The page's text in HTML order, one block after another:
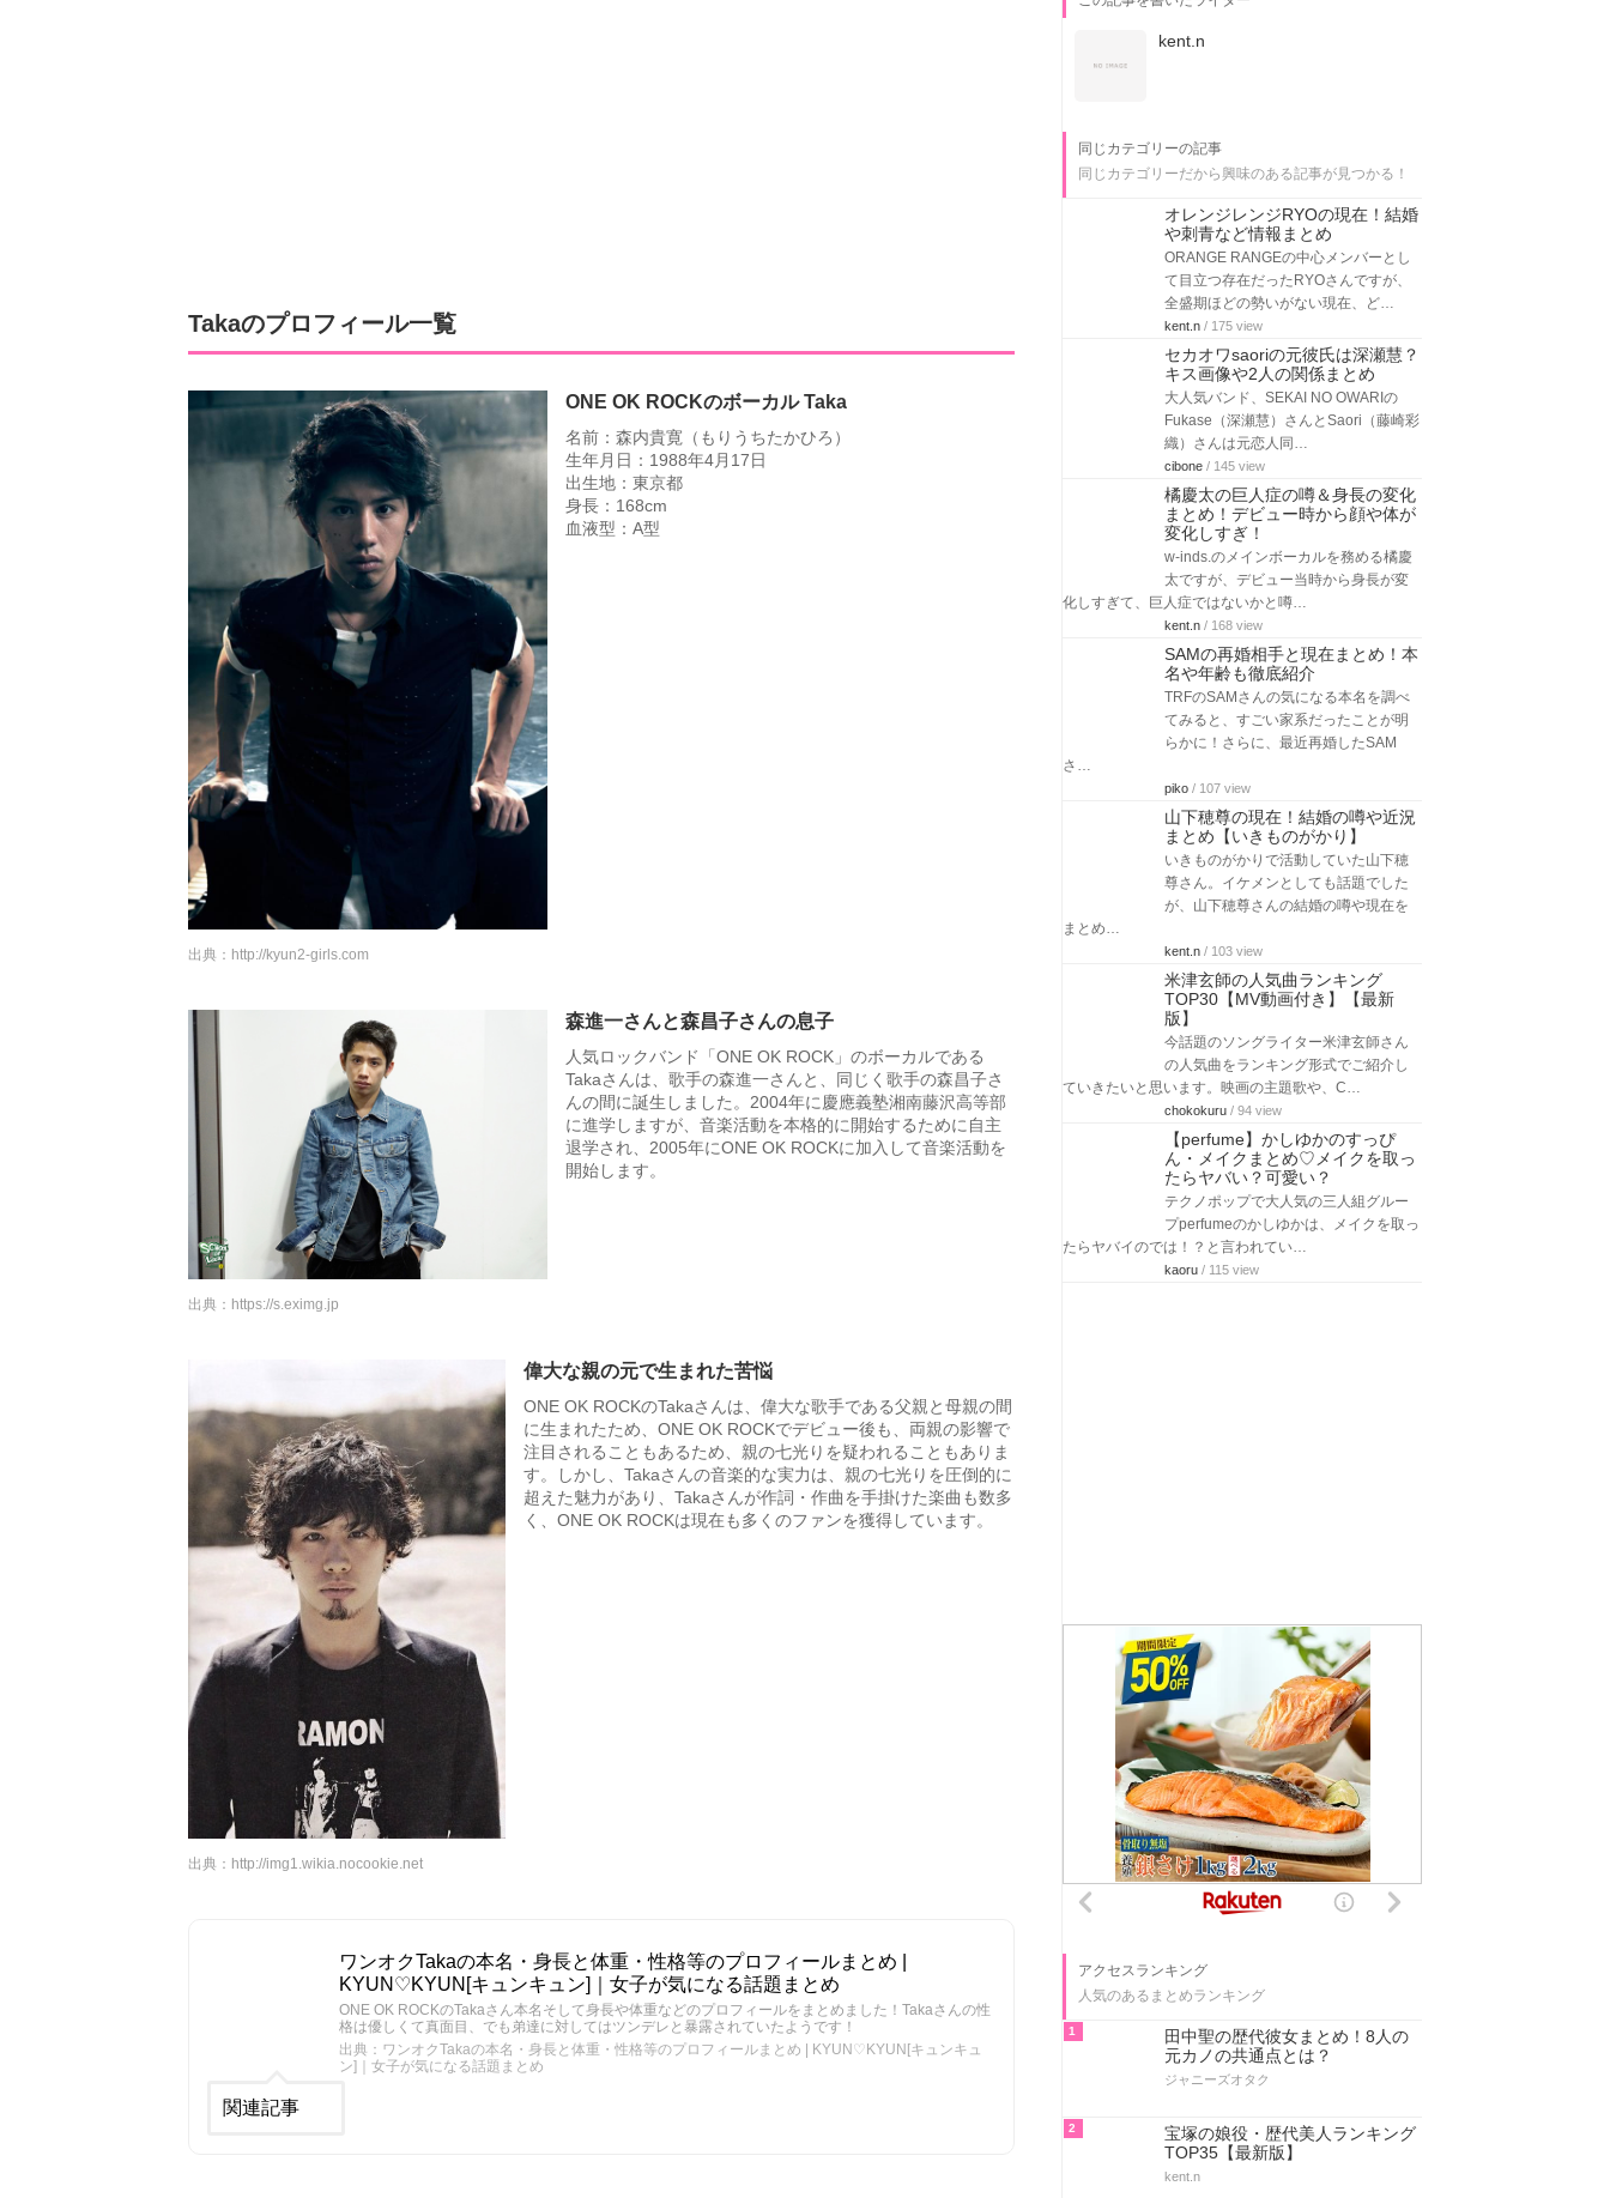
Takaのプロフィール一覧
ONE OK ROCKのボーカル Taka
名前：森内貴寛（もりうちたかひろ）
生年月日：1988年4月17日
出生地：東京都
身長：168cm
血液型：A型
出典： http://kyun2-girls.com
森進一さんと森昌子さんの息子
人気ロックバンド「ONE OK ROCK」のボーカルである
Takaさんは、歌手の森進一さんと、同じく歌手の森昌子さ
んの間に誕生しました。2004年に慶應義塾湘南藤沢高等部
に進学しますが、音楽活動を本格的に開始するために自主
退学され、2005年にONE OK ROCKに加入して音楽活動を
開始します。
出典： https://s.eximg.jp
偉大な親の元で生まれた苦悩
ONE OK ROCKのTakaさんは、偉大な歌手である父親と母親の間
に生まれたため、ONE OK ROCKでデビュー後も、両親の影響で
注目されることもあるため、親の七光りを疑われることもありま
す。しかし、Takaさんの音楽的な実力は、親の七光りを圧倒的に
超えた魅力があり、Takaさんが作詞・作曲を手掛けた楽曲も数多
く、ONE OK ROCKは現在も多くのファンを獲得しています。
出典： http://img1.wikia.nocookie.net
ワンオクTakaの本名・身長と体重・性格等のプロフィールまとめ |
KYUN♡KYUN[キュンキュン]｜女子が気になる話題まとめ
ONE OK ROCKのTakaさん本名そして身長や体重などのプロフィールをまとめました！Takaさんの性
格は優しくて真面目、でも弟達に対してはツンデレと暴露されていたようです！
出典：ワンオクTakaの本名・身長と体重・性格等のプロフィールまとめ | KYUN♡KYUN[キュンキュ
ン]｜女子が気になる話題まとめ
関連記事
kent.n
同じカテゴリーの記事
同じカテゴリーだから興味のある記事が見つかる！
オレンジレンジRYOの現在！結婚
や刺青など情報まとめ
ORANGE RANGEの中心メンバーとし
て目立つ存在だったRYOさんですが、
全盛期ほどの勢いがない現在、ど…
kent.n / 175 view
セカオワsaoriの元彼氏は深瀬慧？
キス画像や2人の関係まとめ
大人気バンド、SEKAI NO OWARIの
Fukase（深瀬慧）さんとSaori（藤崎彩
織）さんは元恋人同…
cibone / 145 view
橘慶太の巨人症の噂＆身長の変化
まとめ！デビュー時から顔や体が
変化しすぎ！
w-inds.のメインボーカルを務める橘慶
太ですが、デビュー当時から身長が変
化しすぎて、巨人症ではないかと噂…
kent.n / 168 view
SAMの再婚相手と現在まとめ！本
名や年齢も徹底紹介
TRFのSAMさんの気になる本名を調べ
てみると、すごい家系だったことが明
らかに！さらに、最近再婚したSAM
さ…
piko / 107 view
山下穂尊の現在！結婚の噂や近況
まとめ【いきものがかり】
いきものがかりで活動していた山下穂
尊さん。イケメンとしても話題でした
が、山下穂尊さんの結婚の噂や現在を
まとめ…
kent.n / 103 view
米津玄師の人気曲ランキング
TOP30【MV動画付き】【最新
版】
今話題のソングライター米津玄師さん
の人気曲をランキング形式でご紹介し
ていきたいと思います。映画の主題歌や、C…
chokokuru / 94 view
【perfume】かしゆかのすっぴ
ん・メイクまとめ♡メイクを取っ
たらヤバい？可愛い？
テクノポップで大人気の三人組グルー
プperfumeのかしゆかは、メイクを取っ
たらヤバイのでは！？と言われてい…
kaoru / 115 view
アクセスランキング
人気のあるまとめランキング
1
田中聖の歴代彼女まとめ！8人の
元カノの共通点とは？
ジャニーズオタク
2
宝塚の娘役・歴代美人ランキング
TOP35【最新版】
kent.n